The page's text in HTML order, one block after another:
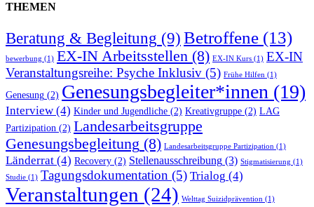
THEMEN
Beratung & Begleitung (9) Betroffene (13)
bewerbung (1) EX-IN Arbeitsstellen (8) EX-IN Kurs (1) EX-IN
Veranstaltungsreihe: Psyche Inklusiv (5) Frühe Hilfen (1)
Genesung (2) Genesungsbegleiter*innen (19)
Interview (4) Kinder und Jugendliche (2) Kreativgruppe (2) LAG
Partizipation (2) Landesarbeitsgruppe
Genesungsbegleitung (8) Landesarbeitsgruppe Partizipation (1)
Länderrat (4) Recovery (2) Stellenausschreibung (3) Stigmatisierung (1)
Studie (1) Tagungsdokumentation (5) Trialog (4)
Veranstaltungen (24) Welttag Suizidprävention (1)